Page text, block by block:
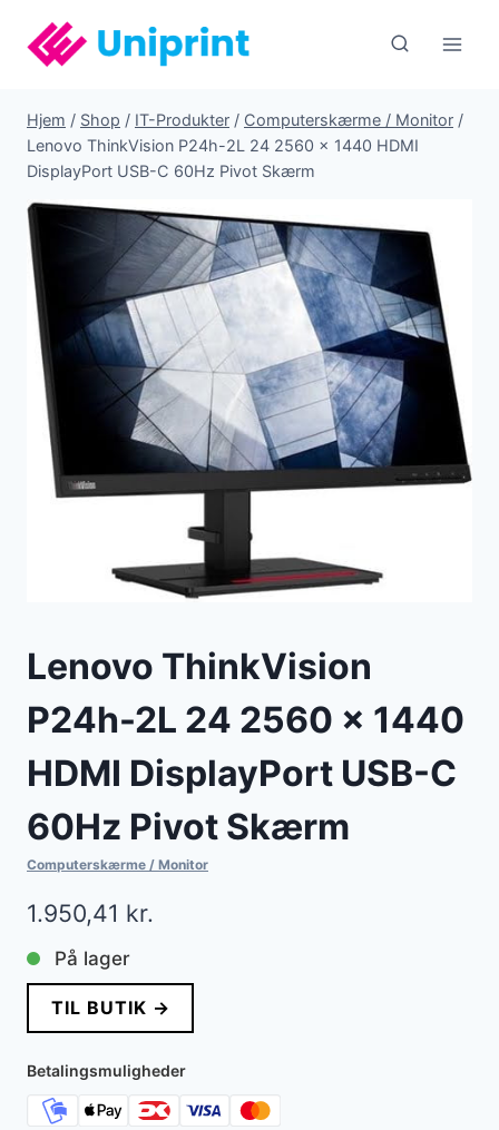
indhold
Hjem / Shop / IT-Produkter / Computerskærme / Monitor /
Lenovo ThinkVision P24h-2L 24 2560 x 1440 HDMI
DisplayPort USB-C 60Hz Pivot Skærm
Lenovo ThinkVision
P24h-2L 24 2560 x 1440
HDMI DisplayPort USB-C
60Hz Pivot Skærm
Computerskærme / Monitor
1.950,41 kr.
På lager
TIL BUTIK →
Betalingsmuligheder